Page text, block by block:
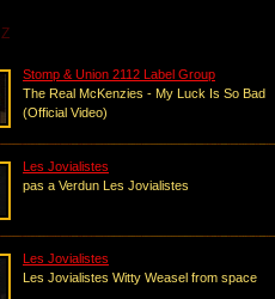
Z
Stomp & Union 2112 Label Group
The Real McKenzies - My Luck Is So Bad
(Official Video)
Les Jovialistes
pas a Verdun Les Jovialistes
Les Jovialistes
Les Jovialistes Witty Weasel from space